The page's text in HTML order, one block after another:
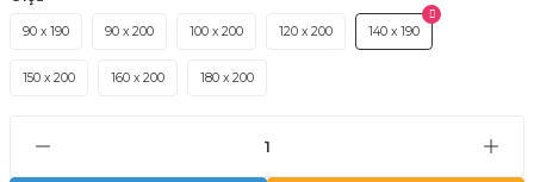
90 x 190 90 x 200 100 x 200 120 x 200 140 x 190
150 x 200 160 x 200 180 x 200